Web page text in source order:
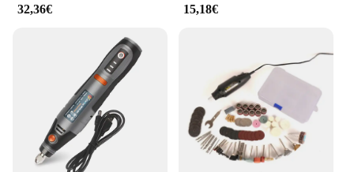
32,36€ 15,18€